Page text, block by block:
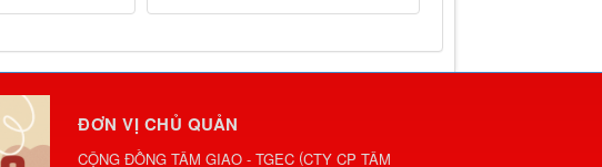
ĐƠN VỊ CHỦ QUẢN
CỘNG ĐỒNG TÂM GIAO - TGEC (CTY CP TÂM